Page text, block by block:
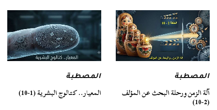
المصطبة
آلة الزمن ورحلة البحث عن المؤلف
(2-10)
المصطبة
المعيار.. كتالوج البشرية (1-10)